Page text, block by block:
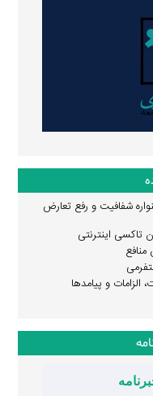
شفافیت و رفع تعارض
تاکسی اینترنتی
و پیامدها